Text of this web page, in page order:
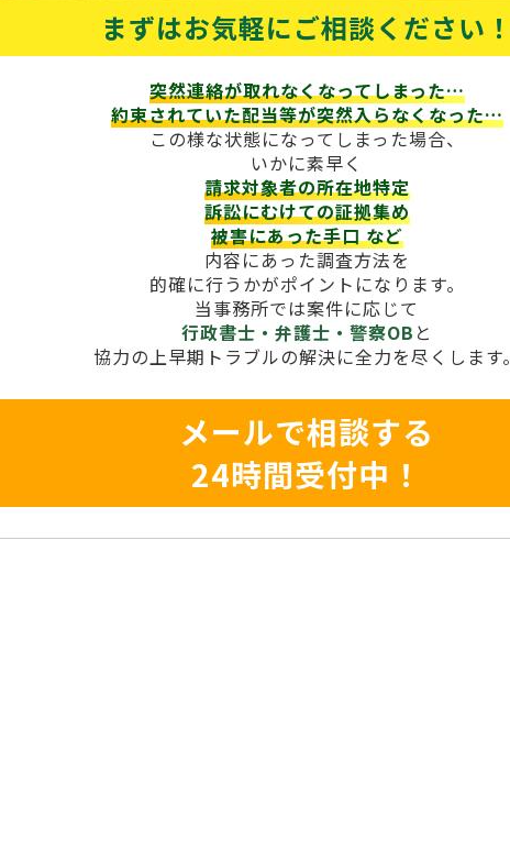
まずはお気軽にご相談ください！
突然連絡が取れなくなってしまった…
約束されていた配当等が突然入らなくなった…
この様な状態になってしまった場合、
いかに素早く
請求対象者の所在地特定
訴訟にむけての証拠集め
被害にあった手口など
内容にあった調査方法を
的確に行うかがポイントになります。
当事務所では案件に応じて
行政書士・弁護士・警察OB と
協力の上早期トラブルの解決に全力を尽くします。
メールで相談する
24時間受付中！